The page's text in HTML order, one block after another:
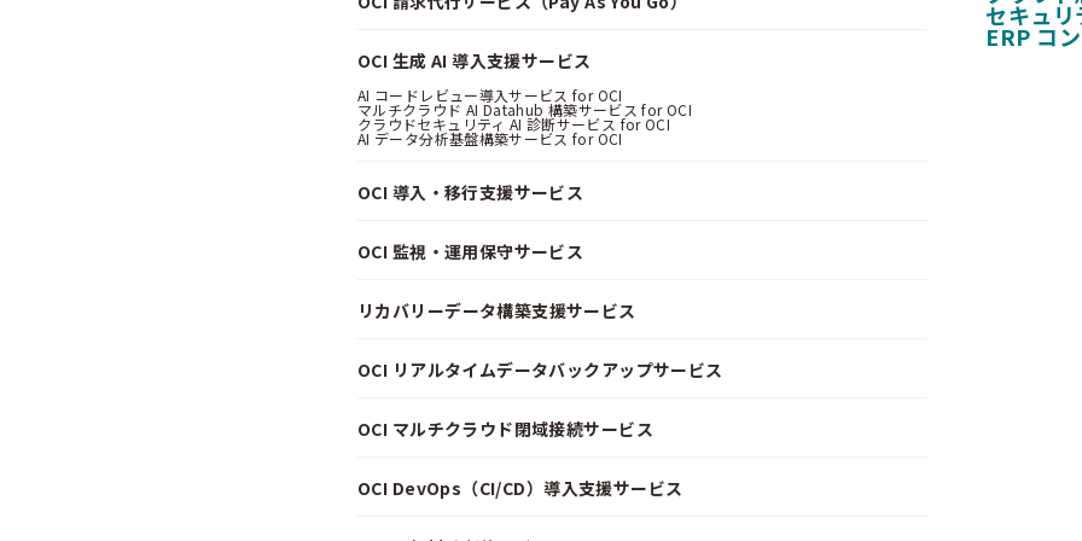
OCI 生成 AI 導入支援サービス
AI コードレビュー導入サービス for OCI
マルチクラウド AI Datahub 構築サービス for OCI
クラウドセキュリティ AI 診断サービス for OCI
AI データ分析基盤構築サービス for OCI
OCI 導入・移行支援サービス
OCI 監視・運用保守サービス
リカバリーデータ構築支援サービス
OCI リアルタイムデータバックアップサービス
OCI マルチクラウド閉域接続サービス
OCI DevOps（CI/CD）導入支援サービス
セキュリ
ERP コ